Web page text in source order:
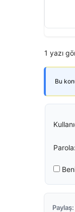
1 yazı
Bu
Parola:
Paylaş: